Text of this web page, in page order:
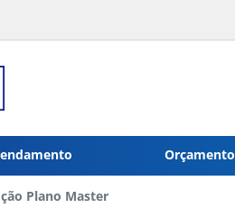
Orçamento
Plano Master